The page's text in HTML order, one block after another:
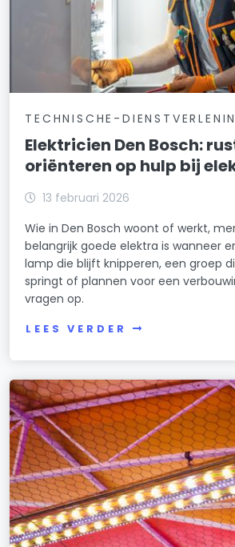
TECHNISCHE-
Elektricien Den Bosch:
oriënteren op hulp bij
13 februari 2026
Wie in Den Bosch woont of werkt,
belangrijk goede elektra is wanneer
lamp die blijft knipperen, een groep
springt of plannen voor een
vragen op.
LEES VERDER